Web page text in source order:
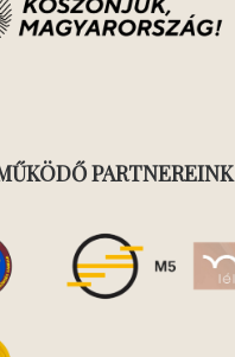
PARTNEREINK